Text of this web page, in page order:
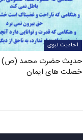
احادیث نبوی
حدیث حضرت محمد (ص)
خصلت های ایمان